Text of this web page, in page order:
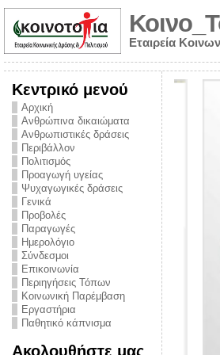
Εταιρεία
Κεντρικό μενού
Αρχική
Ανθρώπινα δικαιώματα
Ανθρωπιστικές δράσεις
Περιβάλλον
Πολιτισμός
Προαγωγή υγείας
Ψυχαγωγικές δράσεις
Γενικά
Προβολές
Παραγωγές
Ημερολόγιο
Σύνδεσμοι
Επικοινωνία
Περιηγήσεις Τόπων
Κοινωνική Παρέμβαση
Εργαστήρια
Παθητικό κάπνισμα
Ακολουθήστε μας
από την
την ημέρα
και
στο